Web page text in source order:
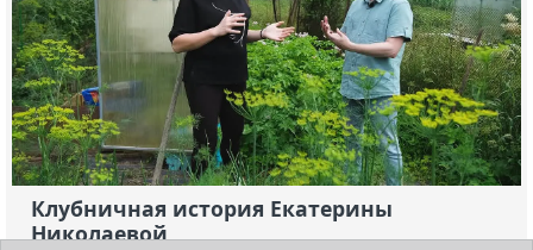
Клубничная история Екатерины
Николаевой